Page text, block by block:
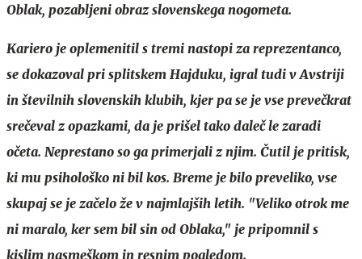
Oblak, pozabljeni obraz slovenskega nogometa.
Kariero je oplemenitil s tremi nastopi za reprezentanco,
se dokazoval pri splitskem Hajduku, igral tudi v Avstriji
in številnih slovenskih klubih, kjer pa se je vse prevečkrat
srečeval z opazkami, da je prišel tako daleč le zaradi
očeta. Neprestano so ga primerjali z njim. Čutil je pritisk,
ki mu psihološko ni bil kos. Breme je bilo preveliko, vse
skupaj se je začelo že v najmlajših letih. "Veliko otrok me
ni maralo, ker sem bil sin od Oblaka," je pripomnil s
kislim nasmeškom in resnim pogledom.